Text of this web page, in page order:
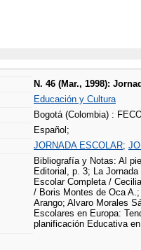
N. 46 (Mar., 1998):
Educación y Cultura
Bogotá (Colombia) :
Español;
JORNADA ESCOLAR;
Bibliografía y Notas: Al
Editorial, p. 3; La
Escolar Completa /
/ Boris Montes de Oca
Arango; Alvaro Morales
Escolares en Europa:
planificación Educativa